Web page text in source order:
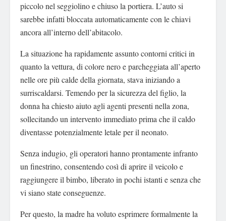
piccolo nel seggiolino e chiuso la portiera. L’auto si
sarebbe infatti bloccata automaticamente con le chiavi
ancora all’interno dell’abitacolo.
La situazione ha rapidamente assunto contorni critici in
quanto la vettura, di colore nero e parcheggiata all’aperto
nelle ore più calde della giornata, stava iniziando a
surriscaldarsi. Temendo per la sicurezza del figlio, la
donna ha chiesto aiuto agli agenti presenti nella zona,
sollecitando un intervento immediato prima che il caldo
diventasse potenzialmente letale per il neonato.
Senza indugio, gli operatori hanno prontamente infranto
un finestrino, consentendo così di aprire il veicolo e
raggiungere il bimbo, liberato in pochi istanti e senza che
vi siano state conseguenze.
Per questo, la madre ha voluto esprimere formalmente la